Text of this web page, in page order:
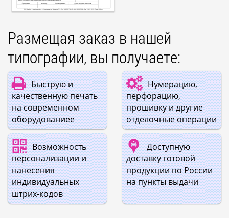
Размещая заказ в нашей
типографии, вы получаете:
Быструю и
качественную печать
на современном
оборудованиее
Нумерацию,
перфорацию,
прошивку и другие
отделочные операции
Возможность
персонализации и
нанесения
индивидуальных
штрих-кодов
Доступную
доставку готовой
продукции по России
на пункты выдачи